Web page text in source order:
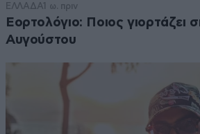
ΕΛΛΑΔΑ1 ω. πριν
Εορτολόγιο: Ποιος γιορτάζει
Αυγούστου